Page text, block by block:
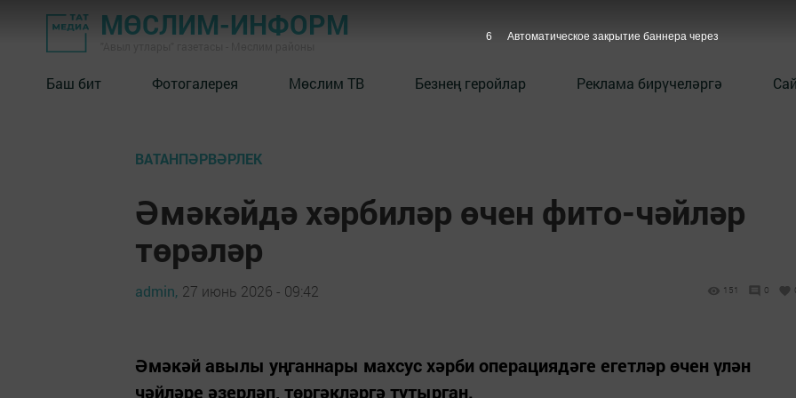
МӨСЛИМ-ИНФОРМ
Баш бит Фотогалерея Мөслим ТВ Безнең геройлар Реклама бирүчеләргә
ВАТАНПӘРВӘРЛЕК
Әмәкәйдә хәрбиләр өчен фито-чәйләр
төрәләр
admin, 27 июнь 2026 - 09:42 151 0
Әмәкәй авылы уңганнары махсус хәрби операциядәге егетләр өчен үлән
чәйләре әзерләп, төргәкләргә тутырган.
5 Автоматическое закрытие баннера через